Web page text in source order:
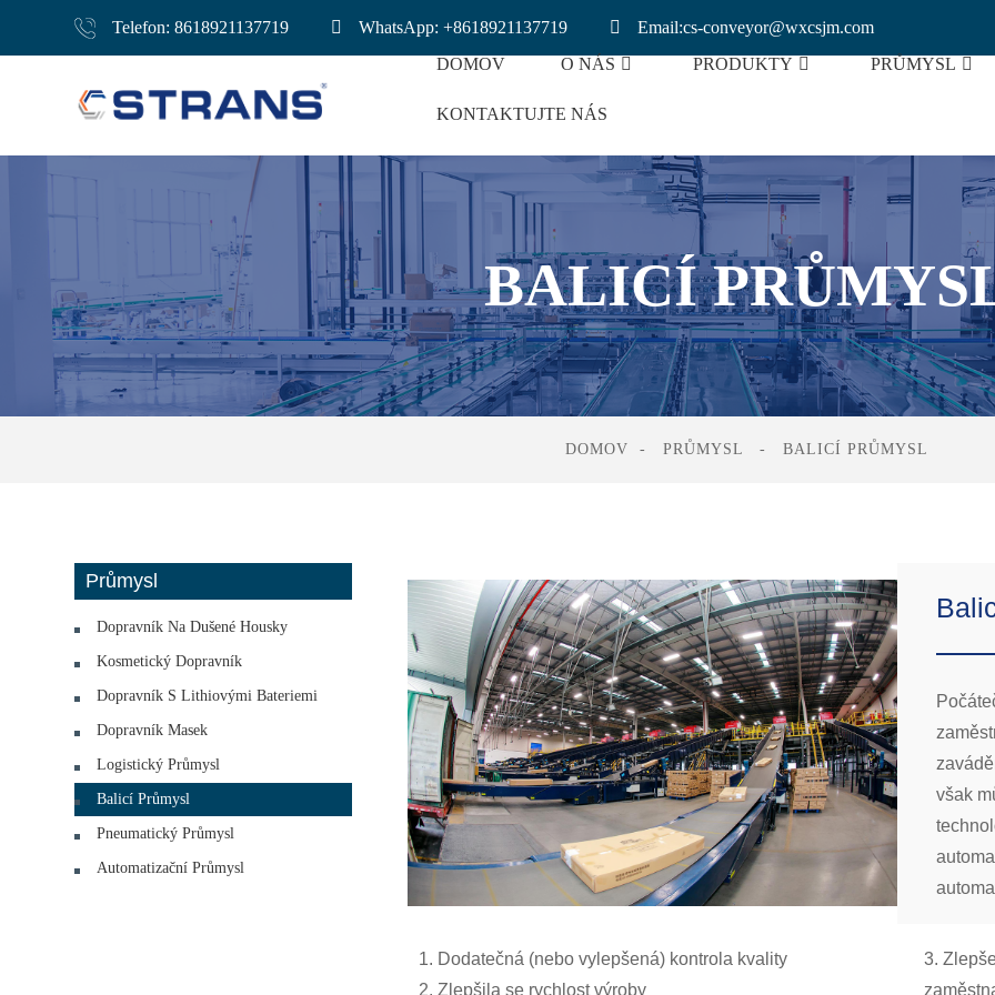
Telefon: 8618921137719 WhatsApp: +8618921137719
Email:cs-conveyor@wxcsjm.com
DOMOV
O NÁS PRODUKTY PRŮMYSL
KONTAKTUJTE NÁS
BALICÍ
DOMOV PRŮMYSL BALICÍ PRŮMYSL
Průmysl
Dopravník Na Dušené Housky
Kosmetický Dopravník
Dopravník S Lithiovými Bateriemi
Dopravník Masek
Logistický Průmysl
Balicí Průmysl
Pneumatický Průmysl
Automatizační Průmysl
však
1. Dodatečná (nebo vylepšená) kontrola kvality
2. Zlepšila se rychlost výroby
3.